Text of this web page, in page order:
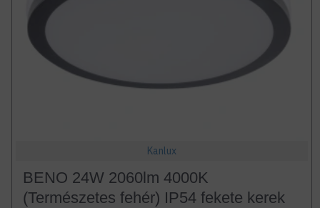
Kanlux
BENO 24W 2060lm 4000K
(Természetes fehér) IP54 fekete kerek